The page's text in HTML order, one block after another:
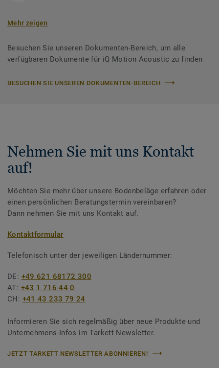
Mehr zeigen
Besuchen Sie unseren Dokumenten-Bereich, um alle
verfügbaren Dokumente für iQ Motion Acoustic zu finden
BESUCHEN SIE UNSEREN DOKUMENTEN-BEREICH
Nehmen Sie mit uns Kontakt
auf!
Möchten Sie mehr über unsere Bodenbeläge erfahren oder
einen persönlichen Beratungstermin vereinbaren?
Dann nehmen Sie mit uns Kontakt auf.
Kontaktformular
Telefonisch unter der jeweiligen Ländernummer:
DE: +49 621 68172 300
AT: +43 1 716 44 0
CH: +41 43 233 79 24
Informieren Sie sich regelmäßig über neue Produkte und
Unternehmens-Infos im Tarkett Newsletter.
JETZT TARKETT NEWSLETTER ABONNIEREN!